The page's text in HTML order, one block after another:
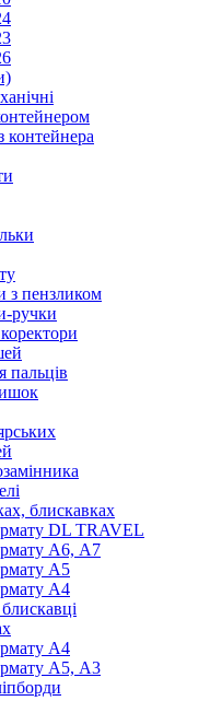
контейнера
з пензликом
ручки
коректори
пальців
блискавках
DL TRAVEL
А6, А7
А5
А4
А4
А5, А3